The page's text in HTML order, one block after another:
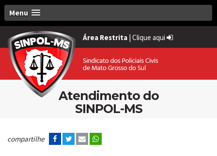
Menu
Área Restrita | Clique aqui
Atendimento do
SINPOL-MS
compartilhe